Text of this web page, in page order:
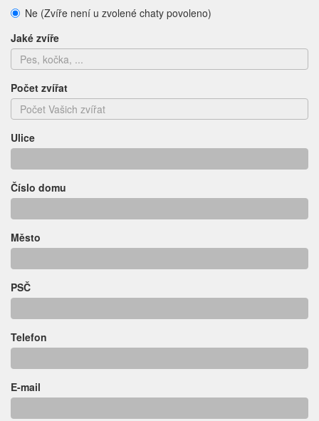
Ne (Zvíře není u zvolené chaty povoleno)
Jaké zvíře
Počet zvířat
Ulice
Číslo domu
Město
PSČ
Telefon
E-mail